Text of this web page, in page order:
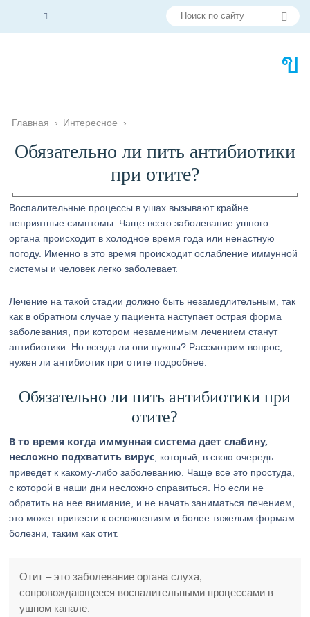
Главная › Интересное ›
Обязательно ли пить антибиотики
при отите?
Воспалительные процессы в ушах вызывают крайне
неприятные симптомы. Чаще всего заболевание ушного
органа происходит в холодное время года или ненастную
погоду. Именно в это время происходит ослабление иммунной
системы и человек легко заболевает.
Лечение на такой стадии должно быть незамедлительным, так
как в обратном случае у пациента наступает острая форма
заболевания, при котором незаменимым лечением станут
антибиотики. Но всегда ли они нужны? Рассмотрим вопрос,
нужен ли антибиотик при отите подробнее.
Обязательно ли пить антибиотики при
отите?
В то время когда иммунная система дает слабину,
несложно подхватить вирус , который, в свою очередь
приведет к какому-либо заболеванию. Чаще все это простуда,
с которой в наши дни несложно справиться. Но если не
обратить на нее внимание, и не начать заниматься лечением,
это может привести к осложнениям и более тяжелым формам
болезни, таким как отит.
Отит – это заболевание органа слуха,
сопровождающееся воспалительными процессами в
ушном канале.